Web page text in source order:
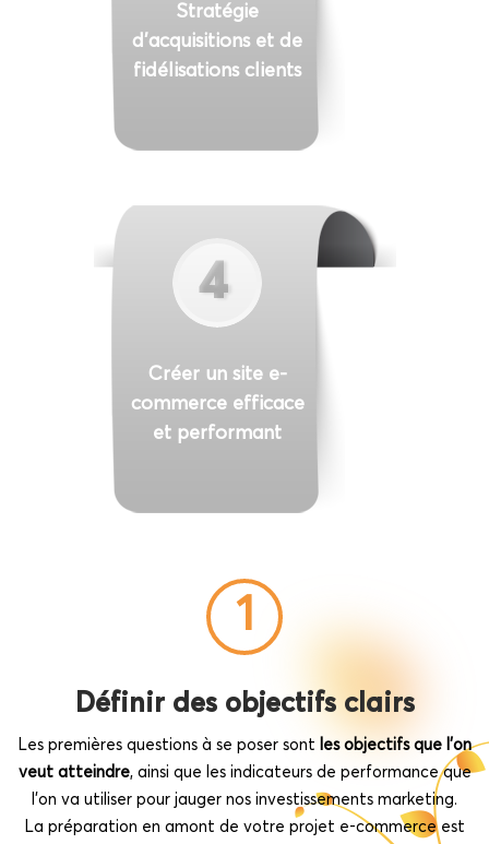
Stratégie
d’acquisitions et de
fidélisations clients
4
Créer un site e-
commerce efficace
et performant
1
Définir des objectifs clairs
Les premières questions à se poser sont les objectifs que l’on
veut atteindre, ainsi que les indicateurs de performance que
l’on va utiliser pour jauger nos investissements marketing.
La préparation en amont de votre projet e-commerce est